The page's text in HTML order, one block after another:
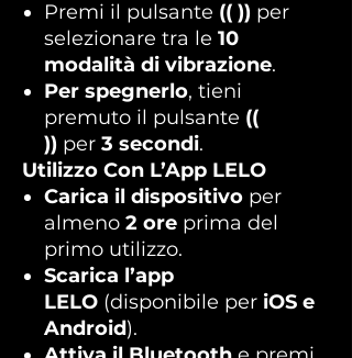
Premi il pulsante (( )) per
selezionare tra le 10
modalità di vibrazione.
Per spegnerlo, tieni
premuto il pulsante ((
)) per 3 secondi.
Utilizzo Con L’App LELO
Carica il dispositivo per
almeno 2 ore prima del
primo utilizzo.
Scarica l’app
LELO (disponibile per iOS e
Android).